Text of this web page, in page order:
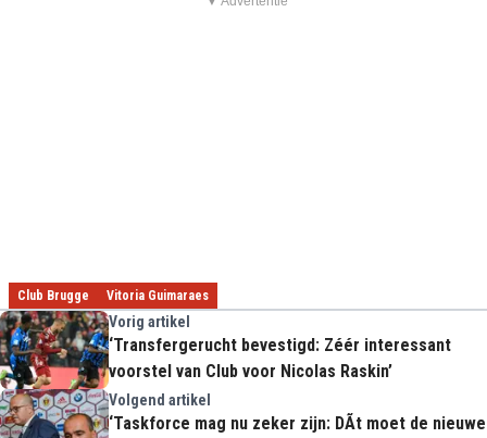
Club Brugge Vitoria Guimaraes
Vorig artikel
‘Transfergerucht bevestigd: Zéér interessant
voorstel van Club voor Nicolas Raskin’
Volgend artikel
‘Taskforce mag nu zeker zijn: DÃt moet de nieuwe